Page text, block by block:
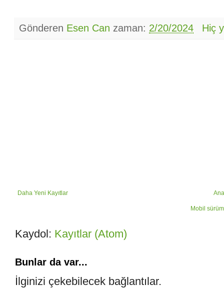
Gönderen Esen Can zaman: 2/20/2024 Hiç
Daha Yeni Kayıtlar
Mobil
Kaydol: Kayıtlar (Atom)
Bunlar da var...
İlginizi çekebilecek bağlantılar.